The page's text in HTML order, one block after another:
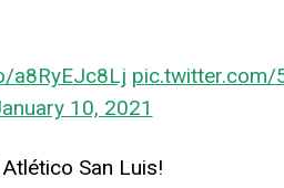
a8RyEJc8Lj pic.twitter.com/
10, 2021
San Luis!